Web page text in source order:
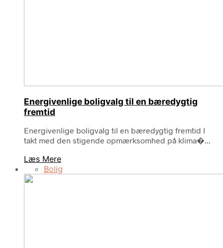
Energivenlige boligvalg til en bæredygtig
fremtid
Energivenlige boligvalg til en bæredygtig fremtid I
takt med den stigende opmærksomhed på klima�...
Læs Mere
Bolig